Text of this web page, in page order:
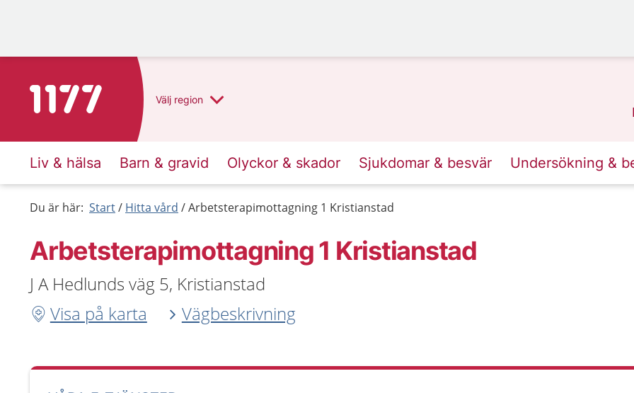
Till startsidan för 1177 Välj region
Liv & hälsa Barn & gravid Olyckor & skador Sjukdomar & besvär Undersökning &
Du är här: Start Hitta vård Arbetsterapimottagning 1 Kristianstad
Arbetsterapimottagning 1 Kristianstad
J A Hedlunds väg 5, Kristianstad
Visa på karta
Vägbeskrivning